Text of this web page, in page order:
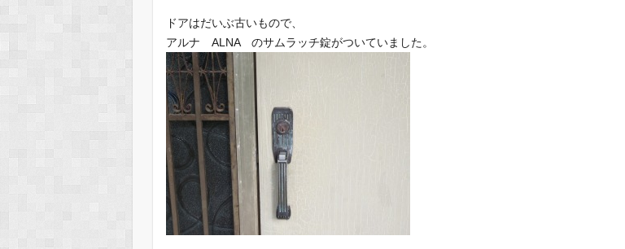
ドアはだいぶ古いもので、
アルナ ALNA のサムラッチ錠がついていました。